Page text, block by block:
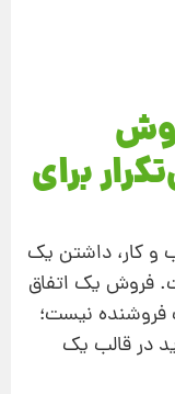
برای
و کار، داشتن یک
فروش یک اتفاق
فروشنده نیست؛
در قالب یک